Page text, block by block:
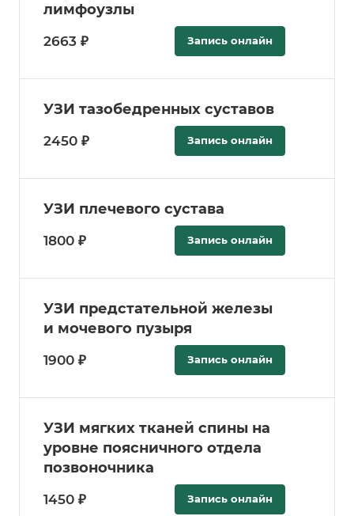
лимфоузлы
2663 ₽ Запись онлайн
УЗИ тазобедренных суставов
2450 ₽ Запись онлайн
УЗИ плечевого сустава
1800 ₽ Запись онлайн
УЗИ предстательной железы
и мочевого пузыря
1900 ₽ Запись онлайн
УЗИ мягких тканей спины на
уровне поясничного отдела
позвоночника
1450 ₽ Запись онлайн